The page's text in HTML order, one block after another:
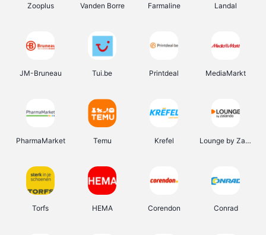
Zooplus Vanden Borre Farmaline Landal
JM-Bruneau Tui.be Printdeal MediaMarkt
PharmaMarket Temu Krefel Lounge by Zalando
Torfs HEMA Corendon Conrad